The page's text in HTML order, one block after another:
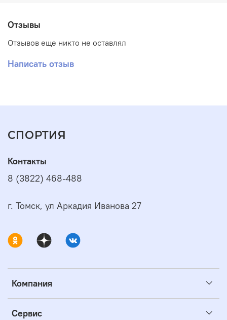
Отзывы
Отзывов еще никто не оставлял
Написать отзыв
СПОРТИЯ
Компания
Сервис
Контакты
8 (3822) 468-488
г. Томск, ул Аркадия Иванова 27